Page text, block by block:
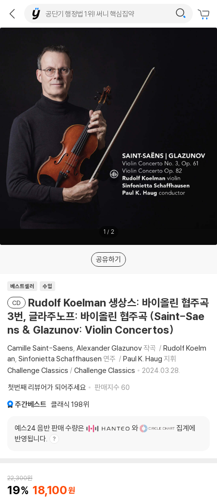
1 / 2
공유하기
베스트셀러 수입
CD
Rudolf Koelman 생상스: 바이올린 협주곡
3번, 글라주노프: 바이올린 협주곡 (Saint-Sae
ns & Glazunov: Violin Concertos)
Camille Saint-Saens Alexander Glazunov 작곡
Rudolf Koelm
an Sinfonietta Schaffhausen 연주 Paul K. Haug 지휘
Challenge Classics / Challenge Classics
2024.03.28.
첫번째 리뷰어가 되어주세요
판매지수 60
주간베스트 클래식 198위
예스24 음반 판매 수량은 와
집계에
반영됩니다.
22,300원
19 18,100